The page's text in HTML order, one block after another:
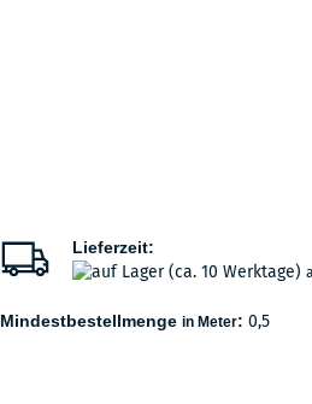
Lieferzeit:
Mindestbestellmenge in Meter: 0,5